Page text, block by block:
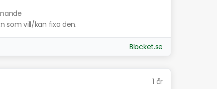
som vill/kan fixa den.
Blocket.se
1 år